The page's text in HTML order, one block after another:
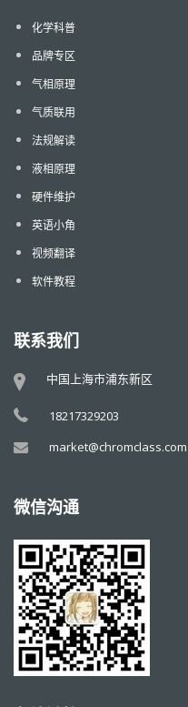
化学科普
品牌专区
气相原理
气质联用
法规解读
液相原理
硬件维护
英语小角
视频翻译
软件教程
联系我们
中国上海市浦东新区
18217329203
market@chromclass.com
微信沟通